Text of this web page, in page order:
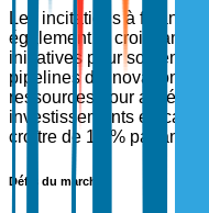
Les incitations à
également la croissance.
initiatives pour soutenir
pipelines d'innovation,
ressources pour
investissements en
croître de 15 % par an,
Défis du marché